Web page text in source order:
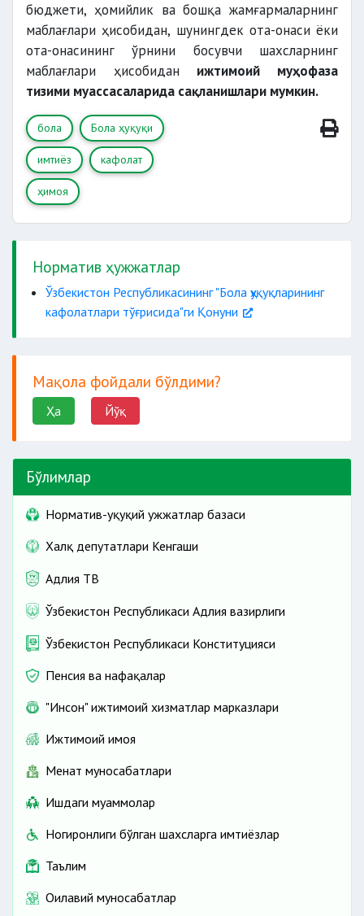
бюджети, ҳомийлик ва бошқа жамғармаларнинг
маблағлари ҳисобидан, шунингдек ота-онаси ёки
ота-онасининг ўрнини босувчи шахсларнинг
маблағлари ҳисобидан ижтимоий муҳофаза
тизими муассасаларида сақланишлари мумкин.
бола Бола ҳуқуқи
имтиёз кафолат
ҳимоя
Норматив ҳужжатлар
Ўзбекистон Республикасининг "Бола ҳуқуқларининг
кафолатлари тўғрисида"ги Қонуни
Мақола фойдали бўлдими?
Ҳа Йўқ
Бўлимлар
Норматив-ҳуқуқий ҳужжатлар базаси
Халқ депутатлари Кенгаши
Адлия ТВ
Ўзбекистон Республикаси Адлия вазирлиги
Ўзбекистон Республикаси Конституцияси
Пенсия ва нафақалар
"Инсон" ижтимоий хизматлар марказлари
Ижтимоий ҳимоя
Меҳнат муносабатлари
Ишдаги муаммолар
Ногиронлиги бўлган шахсларга имтиёзлар
Таълим
Оилавий муносабатлар